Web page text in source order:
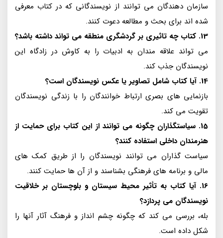
سازمان دهندگان می توانند از نویسندگانی که در کتاب معرفی
شده اند برای بحث و مطالعه دعوت کنند.
13. کتاب چه تاثیری بر گردشگری منطقه می تواند داشته باشد؟
می تواند علاقه مندان به ادبیات را به کاوش در زادگاه این
نویسندگان جذب کند.
14. آیا کتاب شامل تصاویر یا عکس نویسندگان است؟
بازنمایی های بصری ارتباط خوانندگان را با زندگی نویسندگان
تقویت می کند.
15. سیاستگذاران چگونه می توانند از این کتاب برای حمایت از
هنرمندان داخلی استفاده کنند؟
سیاست گذاران می توانند نویسندگان را از طریق کمک های
مالی و برنامه های فرهنگی بشناسند و از آن ها حمایت کنند.
16. آیا کتاب به تأثیر محیط سیستان و بلوچستان بر خلاقیت
نویسندگان می پردازد؟
بله، بررسی می کند که چگونه چشم انداز و فرهنگ آثار آنها را
شکل داده است.